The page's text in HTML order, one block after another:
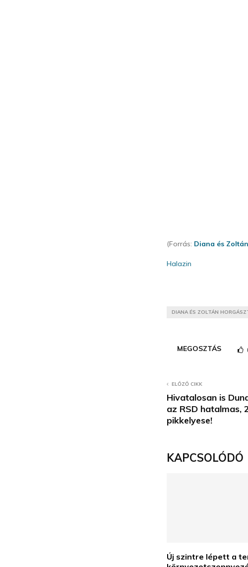
(Forrás: Diana és
Halazin
DIANA ÉS ZOLTÁN
MEGOSZTÁS
ELŐZŐ CIKK
Hivatalosan is
az RSD hatalmas,
pikkelyese!
KAPCSOLÓDÓ
Új szintre lépett a